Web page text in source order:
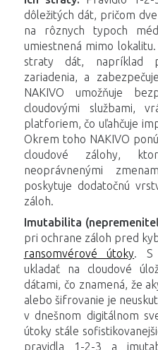
dôležitých dát, pričom
na rôznych typoch
umiestnená mimo
straty dát, napríklad
zariadenia, a
NAKIVO umožňuje
cloudovými službami,
platforiem, čo uľahčuje
Okrem toho NAKIVO
cloudové zálohy,
neoprávnenými
poskytuje dodatočnú
záloh.
Imutabilita
pri ochrane záloh pred
ransomvérové útoky. S
ukladať na cloudové
dátami, čo znamená, že
alebo šifrovanie je
v dnešnom digitálnom
útoky stále
pravidla 1-2-3 a